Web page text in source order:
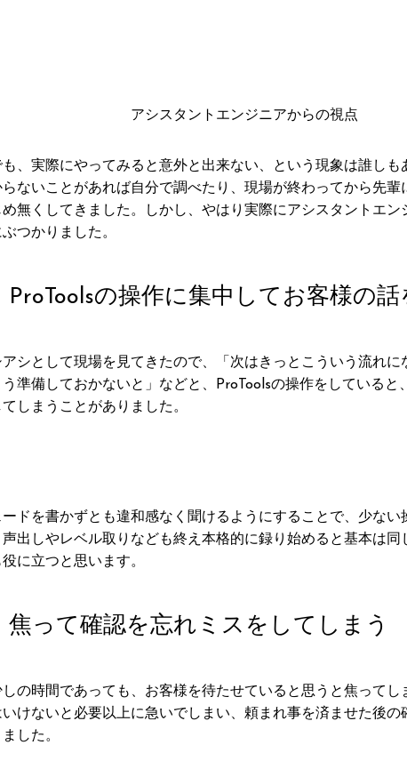
アシスタントエンジニアからの視点
、実際にやってみると意外と出来ない、という現象は誰し
ないことがあれば自分で調べたり、現場が終わってから先
無くしてきました。しかし、やはり実際にアシスタントエ
つかりました。
の操作に集中してお客様の話
シとして現場を見てきたので、「次はきっとこういう流れ
準備しておかないと」などと、ProToolsの操作をしている
しまうことがありました。
ドを書かずとも違和感なく聞けるようにすることで、少な
出しやレベル取りなども終え本格的に録り始めると基本は
に立つと思います。
って確認を忘れミスをしてしまう
の時間であっても、お客様を待たせていると思うと焦って
けないと必要以上に急いでしまい、頼まれ事を済ませた後
した。